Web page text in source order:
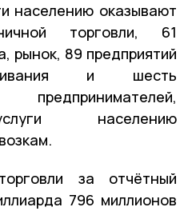
населению оказывают
торговли, 61
рынок, 89 предприятий
и шесть
населению
за отчётный
796 миллионов